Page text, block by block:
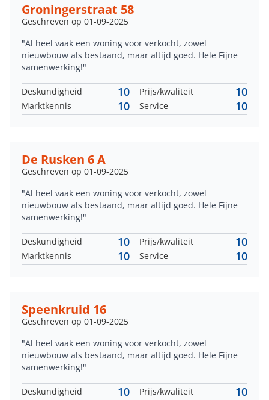
Groningerstraat 58
Geschreven op 01-09-2025
"Al heel vaak een woning voor verkocht, zowel
nieuwbouw als bestaand, maar altijd goed. Hele Fijne
samenwerking!"
Deskundigheid 10 Prijs/kwaliteit 10
Marktkennis 10 Service 10
De Rusken 6 A
Geschreven op 01-09-2025
"Al heel vaak een woning voor verkocht, zowel
nieuwbouw als bestaand, maar altijd goed. Hele Fijne
samenwerking!"
Deskundigheid 10 Prijs/kwaliteit 10
Marktkennis 10 Service 10
Speenkruid 16
Geschreven op 01-09-2025
"Al heel vaak een woning voor verkocht, zowel
nieuwbouw als bestaand, maar altijd goed. Hele Fijne
samenwerking!"
Deskundigheid 10 Prijs/kwaliteit 10